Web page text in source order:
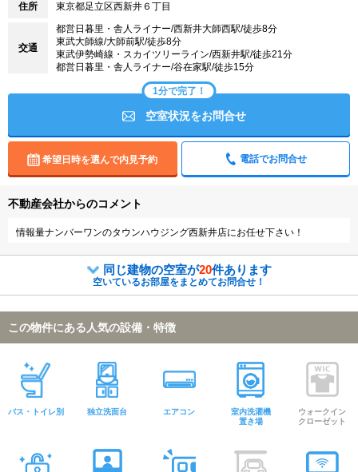
住所 東京都足立区西新井６丁目
交通
都営日暮里・舎人ライナー/西新井大師西駅/徒歩8分
東武大師線/大師前駅/徒歩8分
東武伊勢崎線・スカイツリーライン/西新井駅/徒歩21分
都営日暮里・舎人ライナー/谷在家駅/徒歩15分
1分で完了！
空室状況をお問合せ
希望日時を選んで内見予約 電話でお問合せ
不動産会社からのコメント
情報量ナンバーワンのタウンハウジング西新井店にお任せ下さい！
同じ建物の空室が20件あります
空いているお部屋をまとめてお問合せ！
この物件にある人気の設備・特徴
バス・トイレ別 独立洗面台 エアコン
室内洗濯機
置き場
ウォークイン
クローゼット